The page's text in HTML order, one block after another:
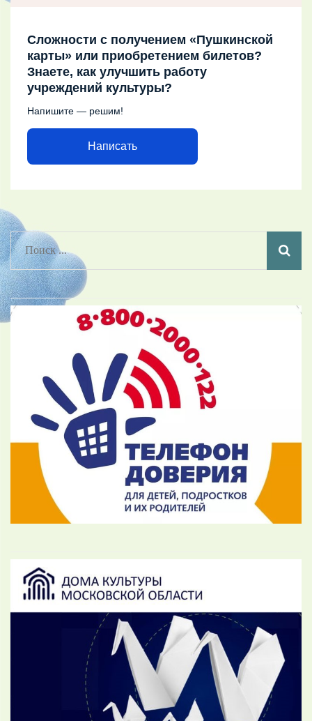
Сложности с получением «Пушкинской
карты» или приобретением билетов?
Знаете, как улучшить работу
учреждений культуры?
Напишите — решим!
Написать